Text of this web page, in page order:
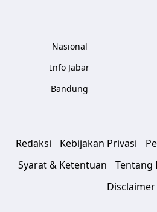
Nasional
Info Jabar
Bandung
Redaksi Kebijakan Privasi
Syarat & Ketentuan
Tentang
Disclaimer